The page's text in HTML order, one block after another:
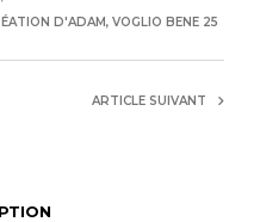
D'ADAM, VOGLIO BENE 25
ARTICLE SUIVANT